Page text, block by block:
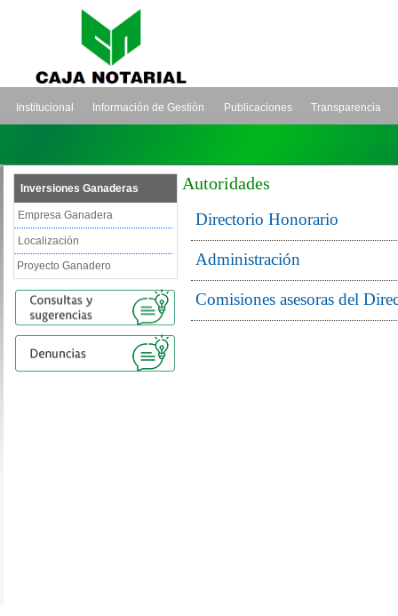
Institucional Información de Gestión Publicaciones Transparencia
Inversiones Ganaderas
Empresa Ganadera
Localización
Proyecto Ganadero
Autoridades
Directorio Honorario
Administración
Comisiones asesoras del